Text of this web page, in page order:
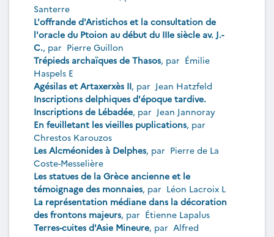
Santerre
L'offrande d'Aristichos et la consultation de
l'oracle du Ptoion au début du IIIe siècle av. J.-
C., par Pierre Guillon
Trépieds archaïques de Thasos, par Émilie
Haspels E
Agésilas et Artaxerxès II, par Jean Hatzfeld
Inscriptions delphiques d'époque tardive.
Inscriptions de Lébadée, par Jean Jannoray
En feuilletant les vieilles puplications, par
Chrestos Karouzos
Les Alcméonides à Delphes, par Pierre de La
Coste-Messelière
Les statues de la Grèce ancienne et le
témoignage des monnaies, par Léon Lacroix L
La représentation médiane dans la décoration
des frontons majeurs, par Étienne Lapalus
Terres-cuites d'Asie Mineure, par Alfred